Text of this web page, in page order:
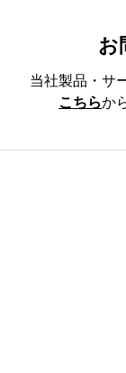
お
当社製品・サ
こちらか